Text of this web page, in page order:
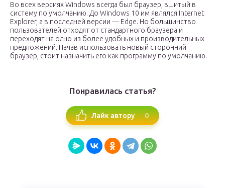
Во всех версиях Windows всегда был браузер, вшитый в
систему по умолчанию. До Windows 10 им являлся Internet
Explorer, а в последней версии — Edge. Но большинство
пользователей отходят от стандартного браузера и
переходят на одно из более удобных и производительных
предложений. Начав использовать новый сторонний
браузер, стоит назначить его как программу по умолчанию.
Понравилась статья?
Лайк автору 0